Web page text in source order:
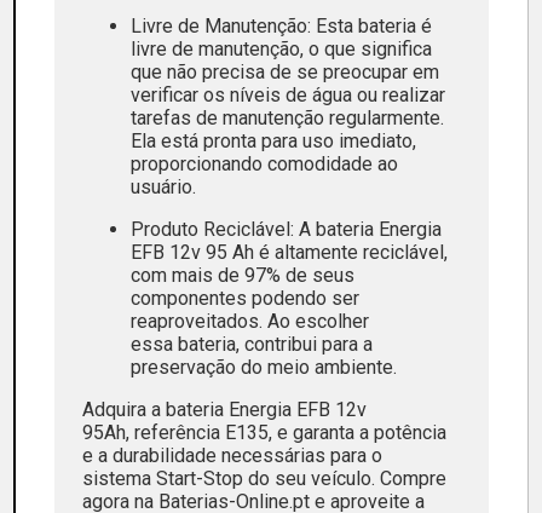
Livre de Manutenção: Esta bateria é
livre de manutenção, o que significa
que não precisa de se preocupar em
verificar os níveis de água ou realizar
tarefas de manutenção regularmente.
Ela está pronta para uso imediato,
proporcionando comodidade ao
usuário.
Produto Reciclável: A bateria Energia
EFB 12v 95 Ah é altamente reciclável,
com mais de 97% de seus
componentes podendo ser
reaproveitados. Ao escolher
essa bateria, contribui para a
preservação do meio ambiente.
Adquira a bateria Energia EFB 12v
95Ah, referência E135, e garanta a potência
e a durabilidade necessárias para o
sistema Start-Stop do seu veículo. Compre
agora na Baterias-Online.pt e aproveite a